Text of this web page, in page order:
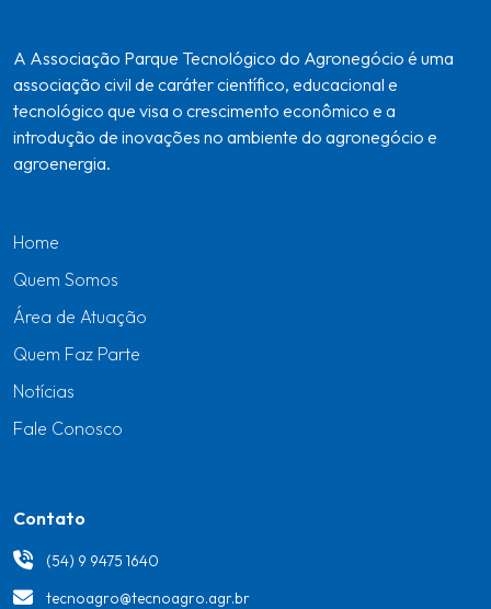
A Associação Parque Tecnológico do Agronegócio é uma
associação civil de caráter científico, educacional e
tecnológico que visa o crescimento econômico e a
introdução de inovações no ambiente do agronegócio e
agroenergia.
Home
Quem Somos
Área de Atuação
Quem Faz Parte
Notícias
Fale Conosco
Contato
(54) 9 9475 1640
tecnoagro@tecnoagro.agr.br